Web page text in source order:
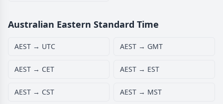
Australian Eastern Standard Time
AEST → UTC AEST → GMT
AEST → CET AEST → EST
AEST → CST AEST → MST